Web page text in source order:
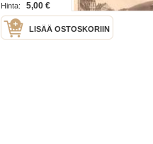
Hinta: 5,00 €
LISÄÄ OSTOSKORIIN